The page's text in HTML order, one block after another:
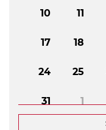
10 11
17 18
24 25
31 1